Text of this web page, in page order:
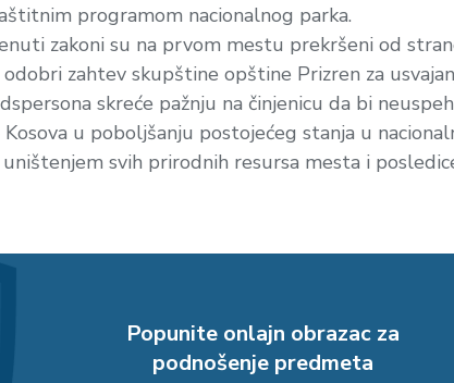
programom nacionalnog parka.
zakoni su na prvom mestu prekršeni od
zahtev skupštine opštine Prizren za
skreće pažnju na činjenicu da bi
u poboljšanju postojećeg stanja u
svih prirodnih resursa mesta i
Popunite onlajn obrazac za
podnošenje predmeta